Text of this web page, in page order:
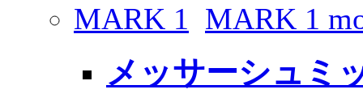
MARK 1 MARK 1
メッサーシュミ